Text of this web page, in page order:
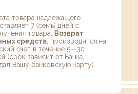
товара надлежащего
7 (семь) дней с
товара.
Возврат
средств , производится на
счет в течение 5—30
(срок зависит от Банка,
Вашу банковскую карту).